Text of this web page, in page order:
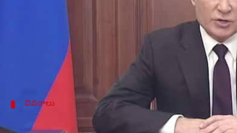
నరేంద్ర మోదీ ఈనెల 22, 23 తేదీల్లో
దీంతో మోదీ మరోసారి రష్యా పర్యటనకు
వర్షం కురిపించారు.
వివరాలు
రష్యాలో భారతీయ చలన చిత్రాలకు